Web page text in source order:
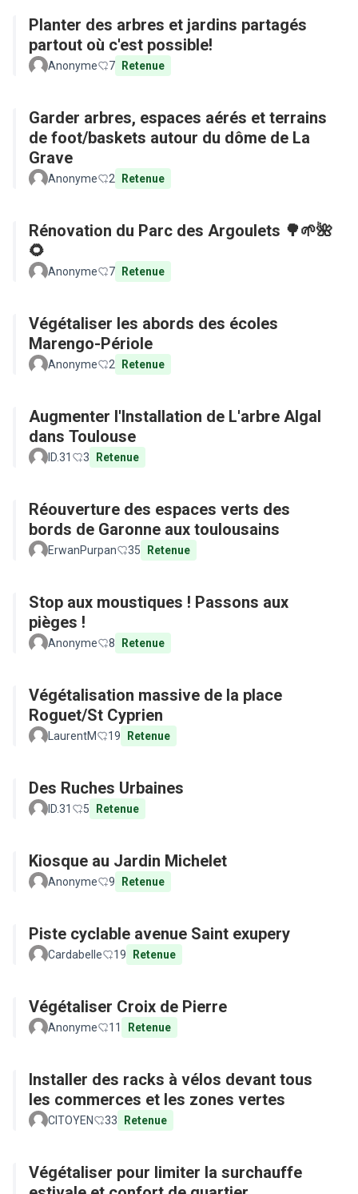
Planter des arbres et jardins partagés
partout où c'est possible!
Anonyme 7 Retenue
Garder arbres, espaces aérés et terrains
de foot/baskets autour du dôme de La
Grave
Anonyme 2 Retenue
Rénovation du Parc des Argoulets 🌳🌱🌺
🌻
Anonyme 7 Retenue
Végétaliser les abords des écoles
Marengo-Périole
Anonyme 2 Retenue
Augmenter l'Installation de L'arbre Algal
dans Toulouse
ID.31 3 Retenue
Réouverture des espaces verts des
bords de Garonne aux toulousains
ErwanPurpan 35 Retenue
Stop aux moustiques ! Passons aux
pièges !
Anonyme 8 Retenue
Végétalisation massive de la place
Roguet/St Cyprien
LaurentM 19 Retenue
Des Ruches Urbaines
ID.31 5 Retenue
Kiosque au Jardin Michelet
Anonyme 9 Retenue
Piste cyclable avenue Saint exupery
Cardabelle 19 Retenue
Végétaliser Croix de Pierre
Anonyme 11 Retenue
Installer des racks à vélos devant tous
les commerces et les zones vertes
CITOYEN 33 Retenue
Végétaliser pour limiter la surchauffe